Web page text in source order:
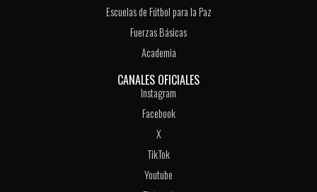
Escuelas de Fútbol para la Paz
Fuerzas Básicas
Academia
CANALES OFICIALES
Instagram
Facebook
X
TikTok
Youtube